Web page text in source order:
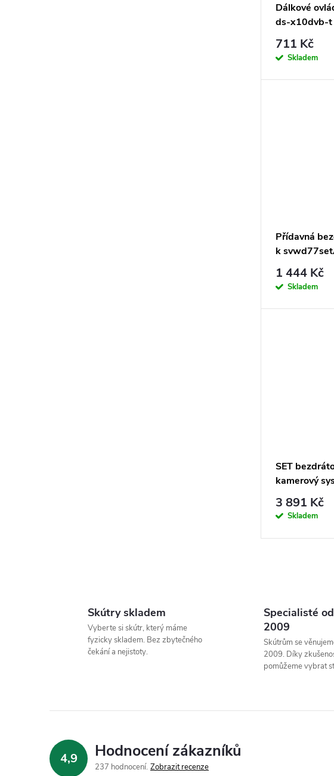
Dálkové
ds-x10dvb-t
711 Kč
Skladem
Přídavná
k
1 444 Kč
Skladem
SET
kamerový
5" AHD
3 891 Kč
Skladem
v
l
á
d
Skútry skladem
Vyberte si skútr, který máme
fyzicky skladem. Bez zbytečného
čekání a nejistoty.
Specialisté
2009
Skútrům se
2009. Díky
pomůžeme vybrat
4,9 Hodnocení zákazníků
237 hodnocení Zobrazit recenze